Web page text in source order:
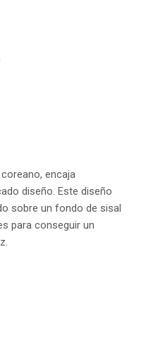
encaja
diseño. Este diseño
sobre un fondo de sisal
para conseguir un